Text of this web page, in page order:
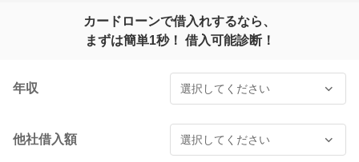
カードローンで借入れするなら、
まずは簡単1秒！ 借入可能診断！
年収
他社借入額